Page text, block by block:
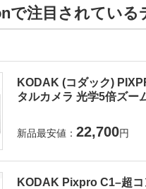
で注目されている
KODAK (コダック)
タルカメラ 光学5倍ズー
新品最安値： 22,700円
KODAK Pixpro C1–超コ